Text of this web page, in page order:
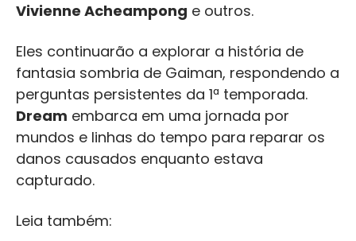
Vivienne Acheampong e outros.
Eles continuarão a explorar a história de
fantasia sombria de Gaiman, respondendo a
perguntas persistentes da 1ª temporada.
Dream embarca em uma jornada por
mundos e linhas do tempo para reparar os
danos causados enquanto estava
capturado.
Leia também: